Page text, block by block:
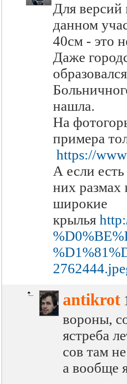
Для версий
данном
40см - это
Даже
нашла.
На
примера
https://
А если
них размах
широкие
крылья
antikrot
вороны,
ястреба
сов там
а вообще